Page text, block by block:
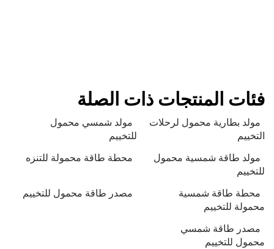
فئات المنتجات ذات الصلة
مولد بطارية محمول لرحلات
التخييم
مولد شمسي محمول
للتخييم
مولد طاقة شمسية محمول
للتخييم
محطة طاقة محمولة للتنزه
محطة طاقة شمسية
محمولة للتخييم
مصدر طاقة محمول للتخييم
مصدر طاقة شمسي
محمول للتخييم